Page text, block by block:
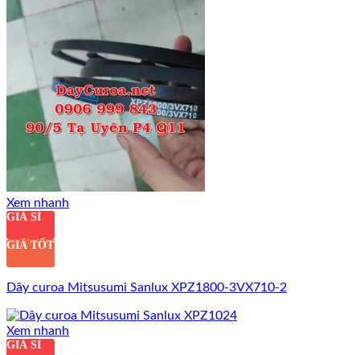
Xem nhanh
GIÁ SỈ
GIÁ TỐT
Dây curoa Mitsusumi Sanlux XPZ1800-3VX710-2
Xem nhanh
GIÁ SỈ